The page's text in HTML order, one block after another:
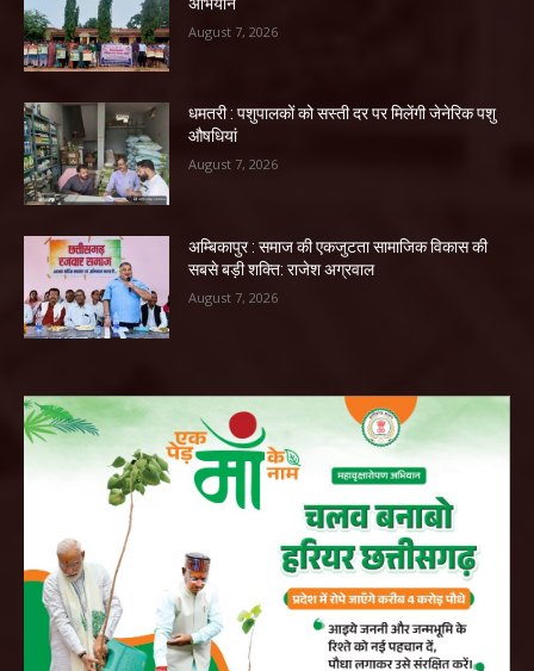
August 7, 2026
धमतरी : पशुपालकों को सस्ती दर पर मिलेंगी जेनेरिक पशु
औषधियां
August 7, 2026
अम्बिकापुर : समाज की एकजुटता सामाजिक विकास की
सबसे बड़ी शक्ति: राजेश अग्रवाल
August 7, 2026